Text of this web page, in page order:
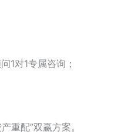
1对1专属咨询；
重配”双赢方案。